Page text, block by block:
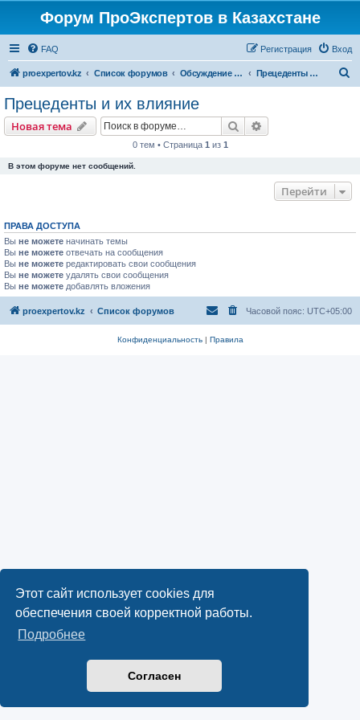
Этот сайт использует cookies для
обеспечения своей корректной работы.
Подробнее
Согласен
Форум ПроЭкспертов в Казахстане
FAQ Вход
Регистрация
proexpertov.kz Список форумов Обсуждение правоприменительной практики Прецеденты и их влияние
Прецеденты и их влияние
Новая тема Поиск
0 тем • Страница 1 из 1
В этом форуме нет сообщений.
Перейти
ПРАВА ДОСТУПА
Вы не можете начинать темы
Вы не можете отвечать на сообщения
Вы не можете редактировать свои сообщения
Вы не можете удалять свои сообщения
Вы не можете добавлять вложения
proexpertov.kz Список форумов Часовой пояс: UTC+05:00
Конфиденциальность| Правила